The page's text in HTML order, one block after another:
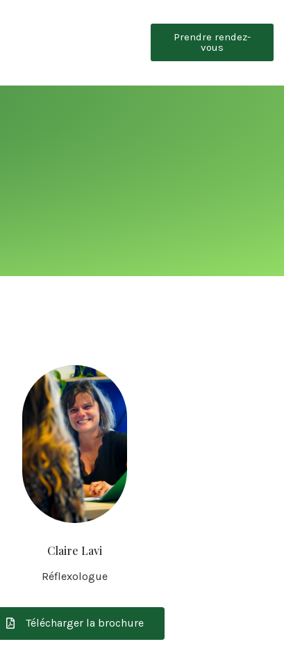
Prendre rendez-
vous
Claire Lavi
Réflexologue
Télécharger la brochure